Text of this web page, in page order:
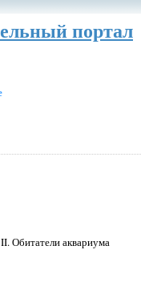
портал
Обитатели аквариума